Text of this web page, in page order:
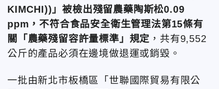
KIMCHI))」被檢出殘留農藥陶斯松0.09
ppm，不符合食品安全衛生管理法第15條有
關「農藥殘留容許量標準」規定 ，共有9,552
公斤的產品必須在邊境做退運或銷毀。
一批由新北市板橋區「世聯國際貿易有限公